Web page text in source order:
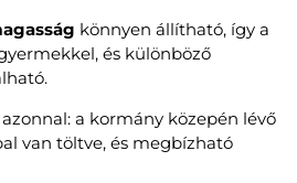
könnyen állítható, így a
és különböző
a kormány közepén lévő
van töltve, és megbízható